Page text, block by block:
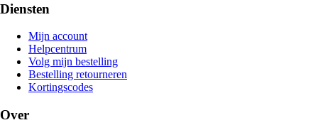
Diensten
Mijn account
Helpcentrum
Volg mijn bestelling
Bestelling retourneren
Kortingscodes
Over